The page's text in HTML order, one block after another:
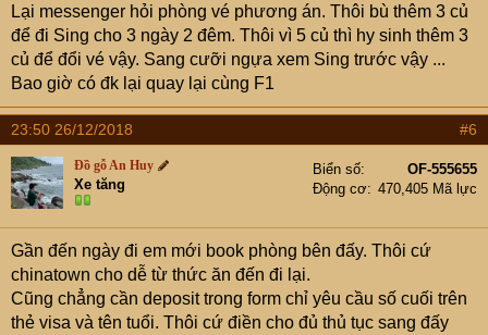
Lại messenger hỏi phòng vé phương án. Thôi bù thêm 3 củ
để đi Sing cho 3 ngày 2 đêm. Thôi vì 5 củ thì hy sinh thêm 3
củ để đổi vé vậy. Sang cưỡi ngựa xem Sing trước vậy ...
Bao giờ có đk lại quay lại cùng F1
23:50 26/12/2018 #6
Đồ gỗ An Huy
Xe tăng
Biển số
OF-555655
Động cơ
470,405 Mã lực
Gần đến ngày đi em mới book phòng bên đấy. Thôi cứ
chinatown cho dễ từ thức ăn đến đi lại.
Cũng chẳng cần deposit trong form chỉ yêu cầu số cuối trên
thẻ visa và tên tuổi. Thôi cứ điền cho đủ thủ tục sang đấy